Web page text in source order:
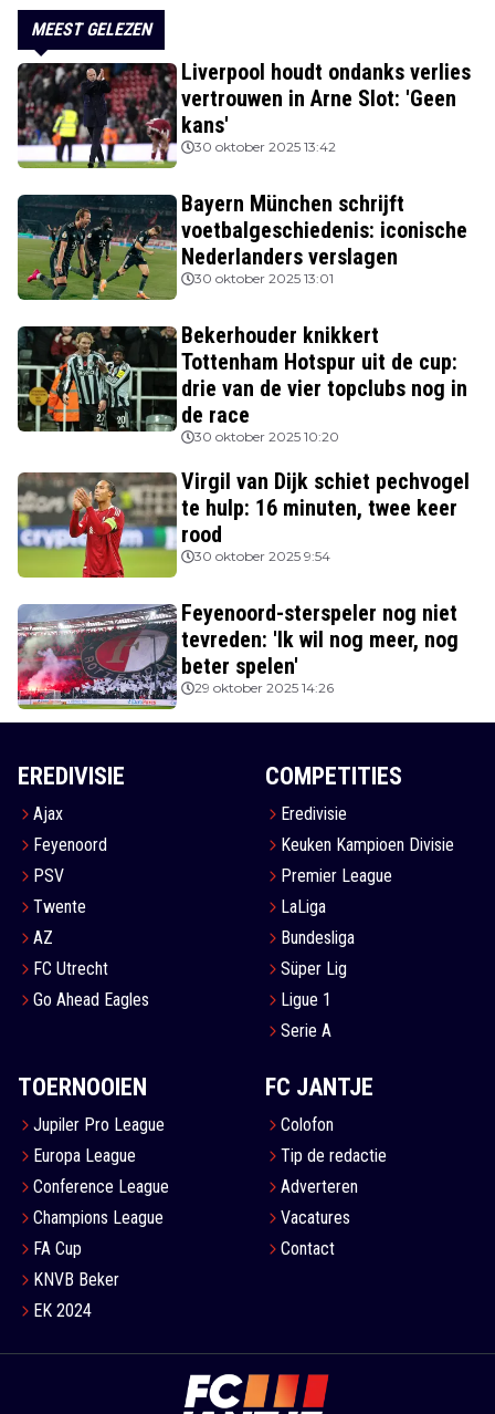
MEEST GELEZEN
Liverpool houdt ondanks verlies
vertrouwen in Arne Slot: 'Geen
kans'
30 oktober 2025 13:42
Bayern München schrijft
voetbalgeschiedenis: iconische
Nederlanders verslagen
30 oktober 2025 13:01
Bekerhouder knikkert
Tottenham Hotspur uit de cup:
drie van de vier topclubs nog in
de race
30 oktober 2025 10:20
Virgil van Dijk schiet pechvogel
te hulp: 16 minuten, twee keer
rood
30 oktober 2025 9:54
Feyenoord-sterspeler nog niet
tevreden: 'Ik wil nog meer, nog
beter spelen'
29 oktober 2025 14:26
EREDIVISIE
Ajax
Feyenoord
PSV
Twente
AZ
FC Utrecht
Go Ahead Eagles
COMPETITIES
Eredivisie
Keuken Kampioen Divisie
Premier League
LaLiga
Bundesliga
Süper Lig
Ligue 1
Serie A
TOERNOOIEN
Jupiler Pro League
Europa League
Conference League
Champions League
FA Cup
KNVB Beker
EK 2024
FC JANTJE
Colofon
Tip de redactie
Adverteren
Vacatures
Contact